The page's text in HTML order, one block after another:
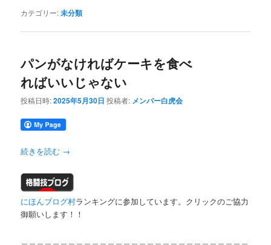
カテゴリー:未分類
パンがなければケーキを食べ
ればいいじゃない
投稿日時:2025年5月30日 投稿者: メンバー白虎会
続きを読む →
にほんブログ村ランキングに参加しています。クリックのご協力
御願いします！！